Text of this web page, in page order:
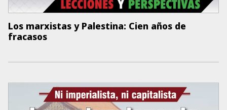
Los marxistas y Palestina: Cien años de
fracasos